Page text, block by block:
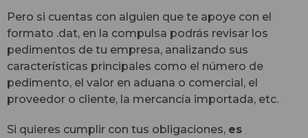
Pero si cuentas con alguien que te apoye con el
formato .dat, en la compulsa podrás revisar los
pedimentos de tu empresa, analizando sus
características principales como el número de
pedimento, el valor en aduana o comercial, el
proveedor o cliente, la mercancía importada, etc.
Si quieres cumplir con tus obligaciones, es